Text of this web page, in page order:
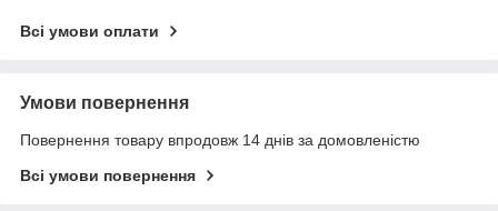
Всі умови оплати
Умови повернення
Повернення товару впродовж 14 днів за домовленістю
Всі умови повернення